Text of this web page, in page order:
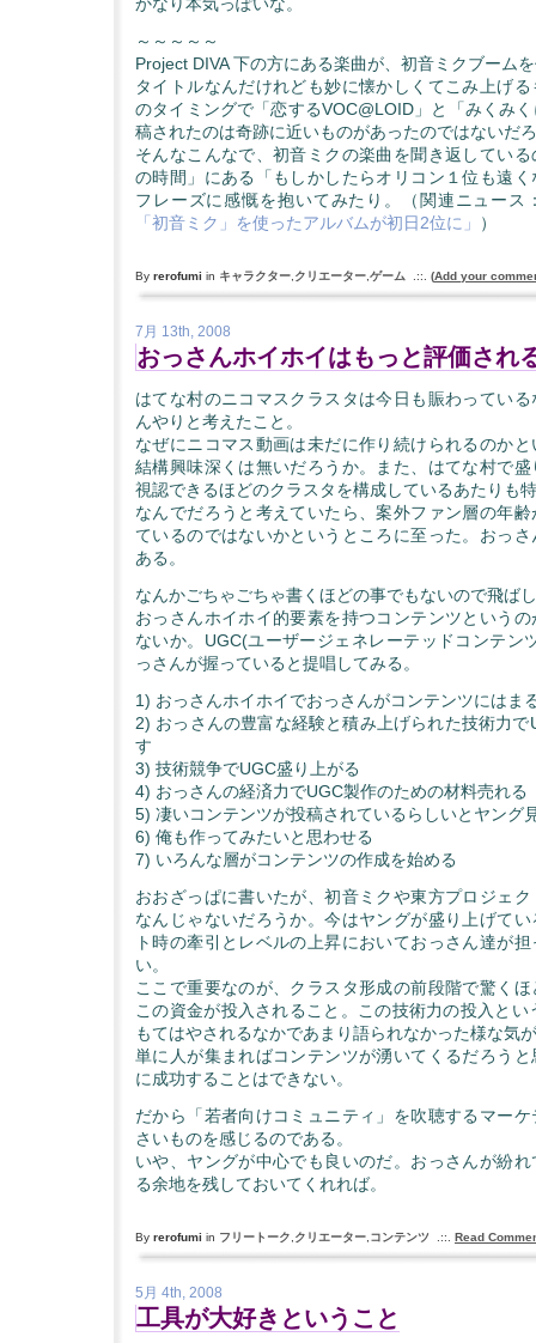
～～～～～
Project DIVA 下の方にある楽曲が、初音ミクブーム
タイトルなんだけれども妙に懐かしくてこみ上げ
のタイミングで「恋するVOC@LOID」と「みくみ
稿されたのは奇跡に近いものがあったのではないだ
そんなこんなで、初音ミクの楽曲を聞き返してい
の時間」にある「もしかしたらオリコン１位も遠
フレーズに感慨を抱いてみたり。（関連ニュース
「初音ミク」を使ったアルバムが初日2位に」
）
By rerofumi in キャラクター クリエーター ゲーム .::. (Add your
7月 13th, 2008
おっさんホイホイはもっと評価され
はてな村のニコマスクラスタは今日も賑わってい
んやりと考えたこと。
なぜにニコマス動画は未だに作り続けられるのか
結構興味深くは無いだろうか。また、はてな村で
視認できるほどのクラスタを構成しているあたりも
なんでだろうと考えていたら、案外ファン層の年
ているのではないかというところに至った。おっ
ある。
なんかごちゃごちゃ書くほどの事でもないので飛ば
おっさんホイホイ的要素を持つコンテンツという
ないか。UGC(ユーザージェネレーテッドコンテン
っさんが握っていると提唱してみる。
1) おっさんホイホイでおっさんがコンテンツにはま
2) おっさんの豊富な経験と積み上げられた技術力で
す
3) 技術競争でUGC盛り上がる
4) おっさんの経済力でUGC製作のための材料売れる
5) 凄いコンテンツが投稿されているらしいとヤング
6) 俺も作ってみたいと思わせる
7) いろんな層がコンテンツの作成を始める
おおざっぱに書いたが、初音ミクや東方プロジェ
なんじゃないだろうか。今はヤングが盛り上げて
ト時の牽引とレベルの上昇においておっさん達が
い。
ここで重要なのが、クラスタ形成の前段階で驚く
この資金が投入されること。この技術力の投入とい
もてはやされるなかであまり語られなかった様な気
単に人が集まればコンテンツが湧いてくるだろう
に成功することはできない。
だから「若者向けコミュニティ」を吹聴するマー
さいものを感じるのである。
いや、ヤングが中心でも良いのだ。おっさんが紛
る余地を残しておいてくれれば。
By rerofumi in フリートーク クリエーター コンテンツ .::. Read
5月 4th, 2008
工具が大好きということ